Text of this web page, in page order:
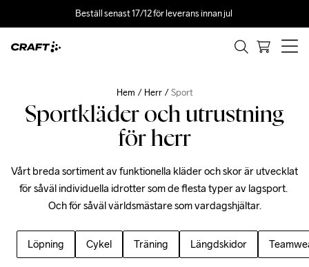
Beställ senast 17/12 för leverans innan jul
Hem Herr Sport
Sportkläder och utrustning
för herr
Vårt breda sortiment av funktionella kläder och skor är utvecklat
för såväl individuella idrotter som de flesta typer av lagsport.
Och för såväl världsmästare som vardagshjältar.
Löpning Cykel Träning Längdskidor